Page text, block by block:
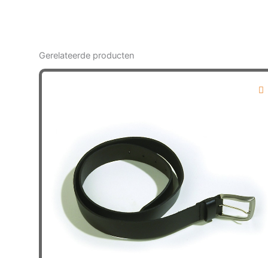
Gerelateerde producten